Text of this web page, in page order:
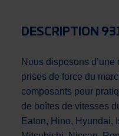
DESCRIPTION
Nous disposons
prises de force du
composants pour
de boîtes de vitesses
Eaton, Hino, Hyundai,